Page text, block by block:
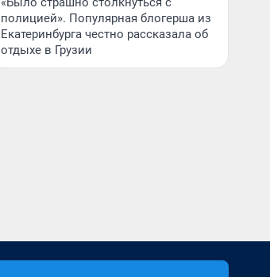
полицией». Популярная блогерша из
Екатеринбурга честно рассказала об
отдыхе в Грузии